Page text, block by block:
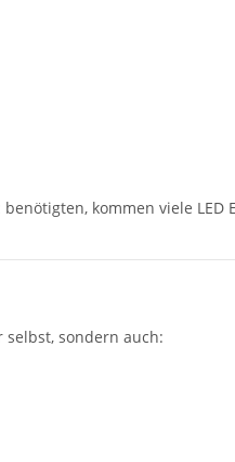
kommen viele
sondern auch: